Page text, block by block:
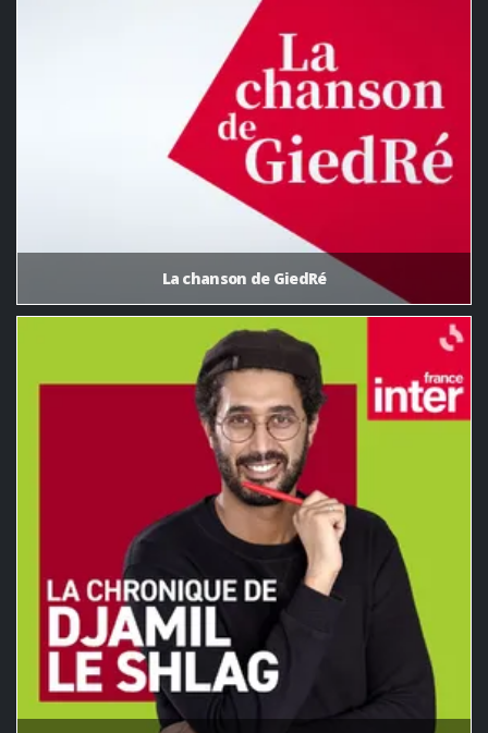
La chanson de GiedRé